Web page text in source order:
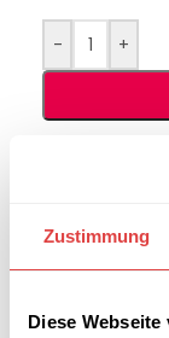
Zustimmung
Diese
- +
Stückzahlen?